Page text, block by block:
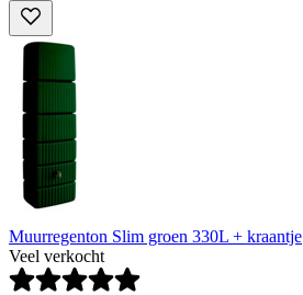
Muurregenton Slim groen 330L + kraantje
Veel verkocht